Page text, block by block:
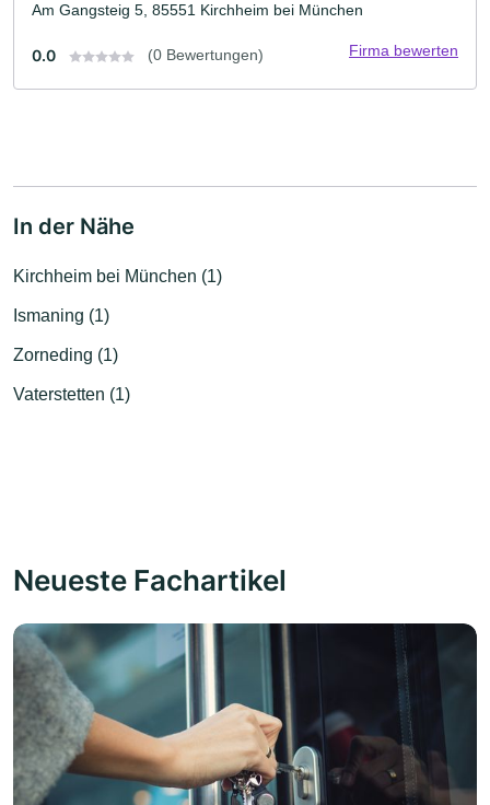
Am Gangsteig 5, 85551 Kirchheim bei München
0.0 (0 Bewertungen) Firma bewerten
In der Nähe
Kirchheim bei München (1)
Ismaning (1)
Zorneding (1)
Vaterstetten (1)
Neueste Fachartikel